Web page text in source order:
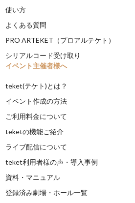
使い方
よくある質問
PRO ARTEKET（プロアルテケト）
シリアルコード受け取り
イベント主催者様へ
teket(テケト)とは？
イベント作成の方法
ご利用料金について
teketの機能ご紹介
ライブ配信について
teket利用者様の声・導入事例
資料・マニュアル
登録済み劇場・ホール一覧